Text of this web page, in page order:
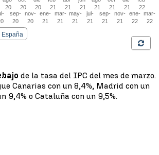
de la tasa del IPC del mes de marzo.
Canarias con un 8,4%, Madrid con un
9,4% o Cataluña con un 9,5%.